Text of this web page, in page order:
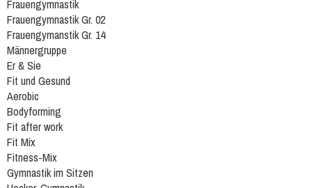
Frauengymnastik
Frauengymnastik Gr. 02
Frauengymanstik Gr. 14
Männergruppe
Er & Sie
Fit und Gesund
Aerobic
Bodyforming
Fit after work
Fit Mix
Fitness-Mix
Gymnastik im Sitzen